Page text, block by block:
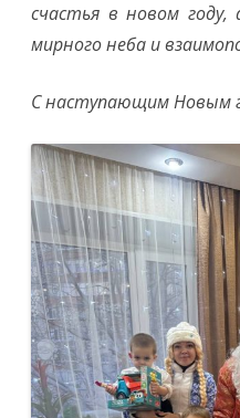
счастья в новом
мирного неба и
С наступающим Новым